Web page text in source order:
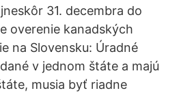
31. decembra do
overenie kanadských
na Slovensku: Úradné
v jednom štáte a majú
musia byť riadne